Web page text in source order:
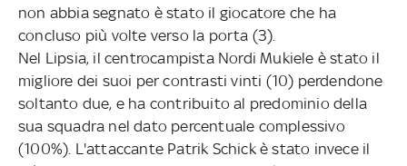
non abbia segnato è stato il giocatore che ha
concluso più volte verso la porta (3).
Nel Lipsia, il centrocampista Nordi Mukiele è stato il
migliore dei suoi per contrasti vinti (10) perdendone
soltanto due, e ha contribuito al predominio della
sua squadra nel dato percentuale complessivo
(100%). L'attaccante Patrik Schick è stato invece il